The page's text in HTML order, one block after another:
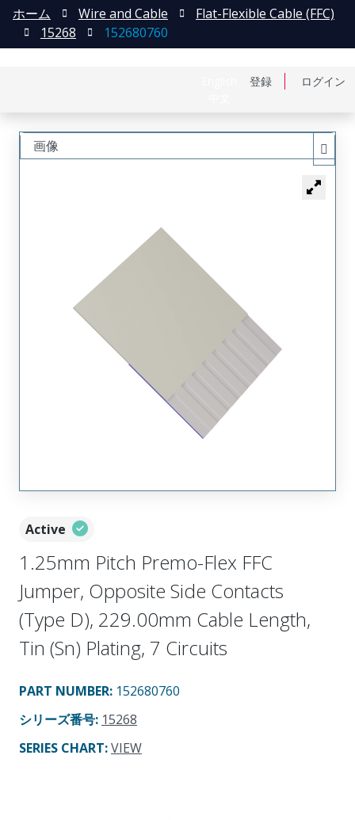
登録 ログイン
ホーム Wire and Cable
Flat-Flexible Cable (FFC)
15268
152680760
Active
1.25mm Pitch Premo-Flex FFC
Jumper, Opposite Side Contacts
(Type D), 229.00mm Cable Length,
Tin (Sn) Plating, 7 Circuits
PART NUMBER: 152680760
シリーズ番号: 15268
SERIES CHART:VIEW
画像